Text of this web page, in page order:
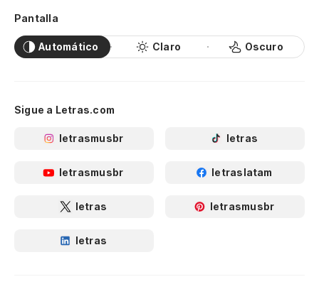
Pantalla
Automático Claro Oscuro
Sigue a Letras.com
letrasmusbr letras
letrasmusbr letraslatam
letras letrasmusbr
letras